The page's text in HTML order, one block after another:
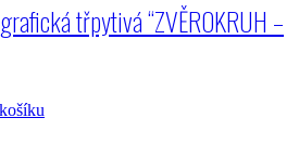
třpytivá “ZVĚROKRUH –